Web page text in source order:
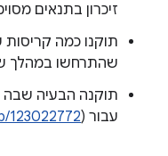
זיכרון בתנאים
תוקנו כמה
שהתרחשו במהלך
עבור MultiSelectListPreference ( 123022772)